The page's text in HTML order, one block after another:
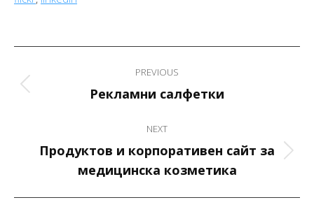
navigation
PREVIOUS
Previous
Рекламни салфетки
NEXT
Next
project:
Продуктов и корпоративен сайт за
медицинска козметика